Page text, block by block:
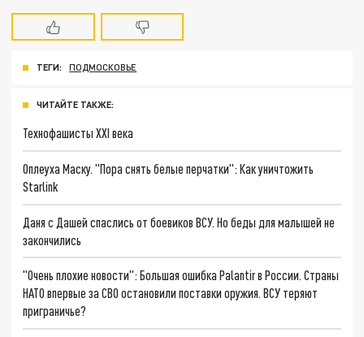
ТЕГИ: ПОДМОСКОВЬЕ
ЧИТАЙТЕ ТАКЖЕ:
Технофашисты XXI века
Оплеуха Маску. "Пора снять белые перчатки": Как уничтожить
Starlink
Даня с Дашей спаслись от боевиков ВСУ. Но беды для малышей не
закончились
"Очень плохие новости": Большая ошибка Palantir в России. Страны
НАТО впервые за СВО остановили поставки оружия. ВСУ теряют
приграничье?